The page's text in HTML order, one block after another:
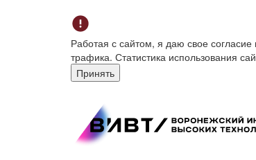
Работая с сайтом, я даю свое
трафика. Статистика использования
Принять